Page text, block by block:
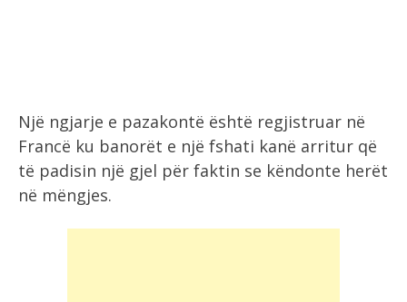
Një ngjarje e pazakontë është regjistruar në
Francë ku banorët e një fshati kanë arritur që
të padisin një gjel për faktin se këndonte herët
në mëngjes.